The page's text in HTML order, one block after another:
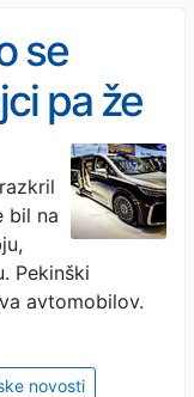
se
pa že
bil na
Pekinški
avtomobilov.
novosti